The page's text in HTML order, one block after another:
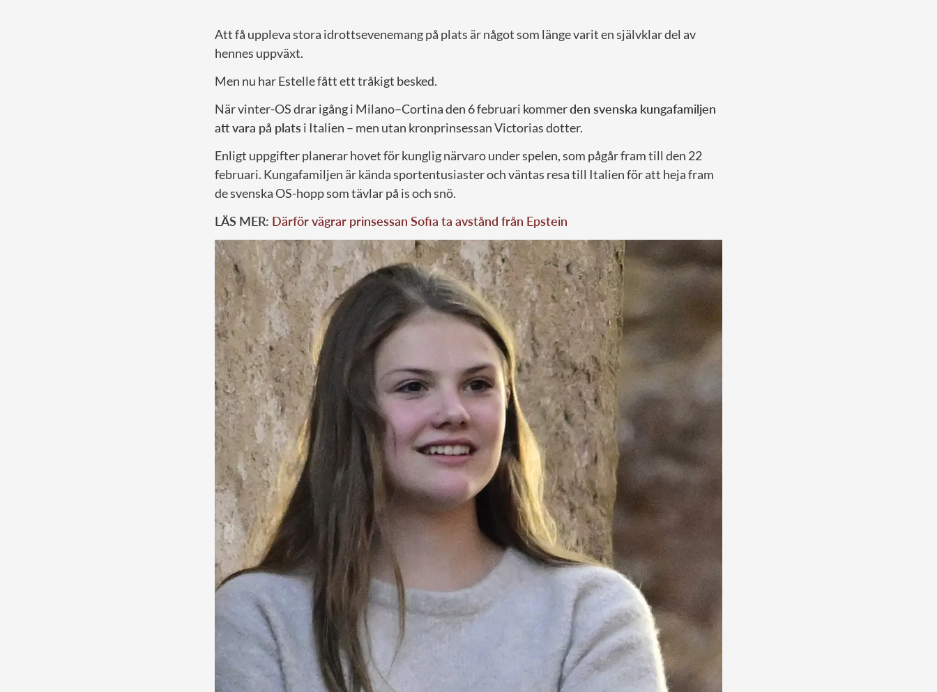
Att få uppleva stora idrottsevenemang på plats är något som länge varit en självklar del av
hennes uppväxt.
Men nu har Estelle fått ett tråkigt besked.
När vinter-OS drar igång i Milano–Cortina den 6 februari kommerden svenska kungafamiljen
att vara på plats i Italien – men utan kronprinsessan Victorias dotter.
Enligt uppgifter planerar hovet för kunglig närvaro under spelen, som pågår fram till den 22
februari. Kungafamiljen är kända sportentusiaster och väntas resa till Italien för att heja fram
de svenska OS-hopp som tävlar på is och snö.
LÄS MER: Därför vägrar prinsessan Sofia ta avstånd från Epstein